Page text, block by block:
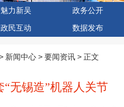
魅力新吴 政务公开
政民互动 数据发布
新闻中心 > 要闻资讯 > 正文
“无锡造”机器人关节